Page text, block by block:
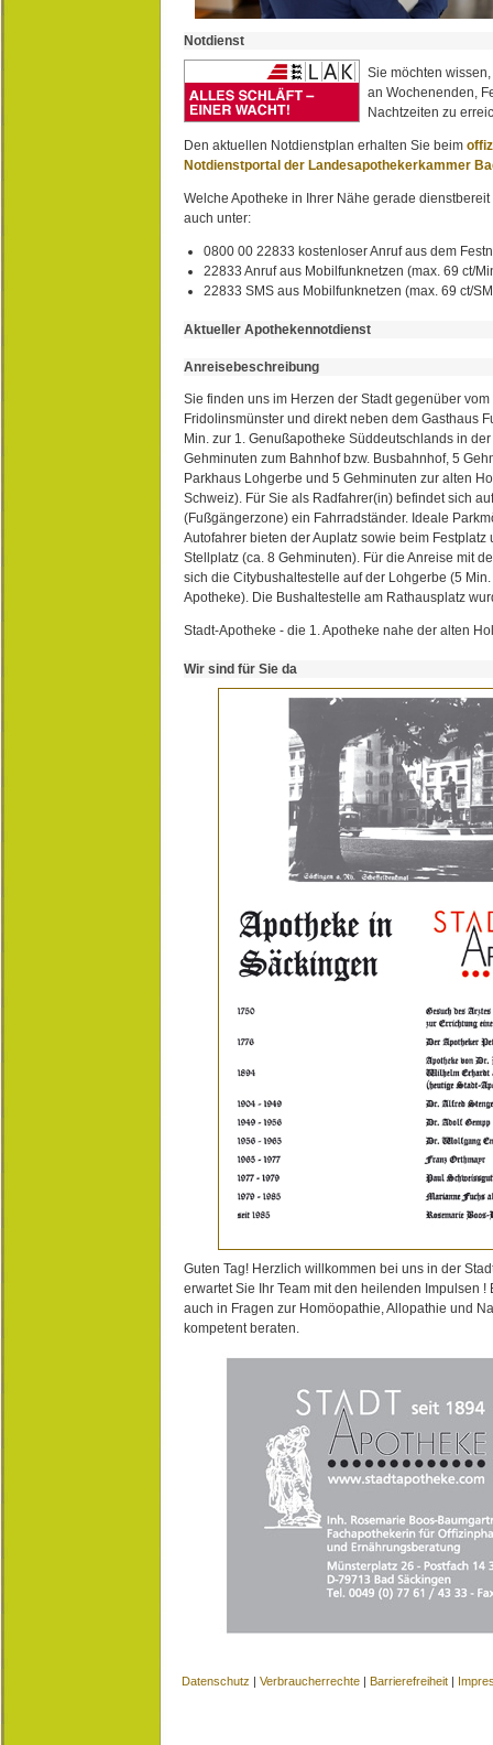
Notdienst
Sie möchten
an Wochenenden,
Nachtzeiten zu
Den aktuellen Notdienstplan erhalten Sie beim
Notdienstportal der Landesapothekerkammer
Welche Apotheke in Ihrer Nähe gerade
auch unter:
0800 00 22833 kostenloser Anruf aus dem
22833 Anruf aus Mobilfunknetzen (max. 69 ct/
22833 SMS aus Mobilfunknetzen (max. 69 ct/
Aktueller Apothekennotdienst
Anreisebeschreibung
Sie finden uns im Herzen der Stadt gegenüber
Fridolinsmünster und direkt neben dem Gasthaus
Min. zur 1. Genußapotheke Süddeutschlands in
Gehminuten zum Bahnhof bzw. Busbahnhof, 5
Parkhaus Lohgerbe und 5 Gehminuten zur alten
Schweiz). Für Sie als Radfahrer(in) befindet sich
(Fußgängerzone) ein Fahrradständer. Ideale
Autofahrer bieten der Auplatz sowie beim Festplatz
Stellplatz (ca. 8 Gehminuten). Für die Anreise mit
sich die Citybushaltestelle auf der Lohgerbe (5
Apotheke). Die Bushaltestelle am Rathausplatz
Stadt-Apotheke - die 1. Apotheke nahe der alten
Wir sind für Sie da
Guten Tag! Herzlich willkommen bei uns in der
erwartet Sie Ihr Team mit den heilenden Impulsen !
auch in Fragen zur Homöopathie, Allopathie und
kompetent beraten.
Datenschutz | Verbraucherrechte | Barrierefreiheit |